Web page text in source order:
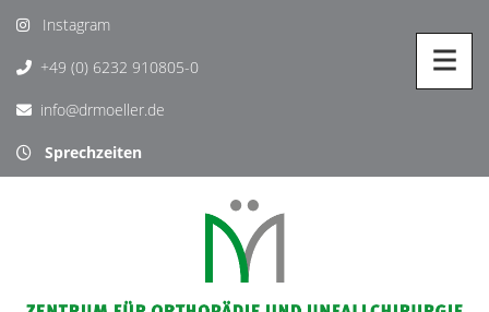
Instagram
+49 (0) 6232 910805-0
info@drmoeller.de
Sprechzeiten